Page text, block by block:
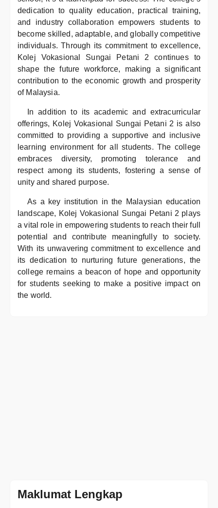
dedication to quality education, practical training,
and industry collaboration empowers students to
become skilled, adaptable, and globally competitive
individuals. Through its commitment to excellence,
Kolej Vokasional Sungai Petani 2 continues to
shape the future workforce, making a significant
contribution to the economic growth and prosperity
of Malaysia.
In addition to its academic and extracurricular
offerings, Kolej Vokasional Sungai Petani 2 is also
committed to providing a supportive and inclusive
learning environment for all students. The college
embraces diversity, promoting tolerance and
respect among its students, fostering a sense of
unity and shared purpose.
As a key institution in the Malaysian education
landscape, Kolej Vokasional Sungai Petani 2 plays
a vital role in empowering students to reach their full
potential and contribute meaningfully to society.
With its unwavering commitment to excellence and
its dedication to nurturing future generations, the
college remains a beacon of hope and opportunity
for students seeking to make a positive impact on
the world.
Maklumat Lengkap